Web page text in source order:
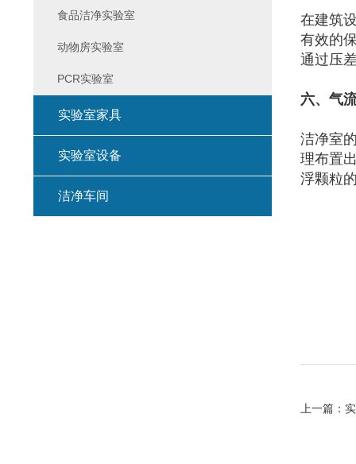
在建筑
有效的
通过压
六、气
洁净室
理布置
浮颗粒
上一篇：
食品洁净实验室
动物房实验室
PCR实验室
实验室家具
实验室设备
洁净车间